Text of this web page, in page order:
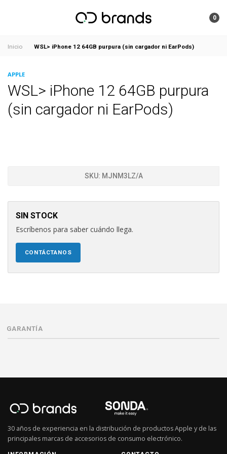
0
Inicio WSL> iPhone 12 64GB purpura (sin cargador ni EarPods)
APPLE
WSL> iPhone 12 64GB purpura
(sin cargador ni EarPods)
SKU: MJNM3LZ/A
SIN STOCK
Escríbenos para saber cuándo llega.
CONTÁCTANOS
GARANTÍA
30 años de experiencia en la distribución de productos Apple y de las
principales marcas de accesorios de consumo electrónico.